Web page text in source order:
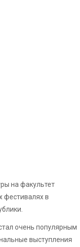
на факультет
фестивалях в
очень популярным
выступления